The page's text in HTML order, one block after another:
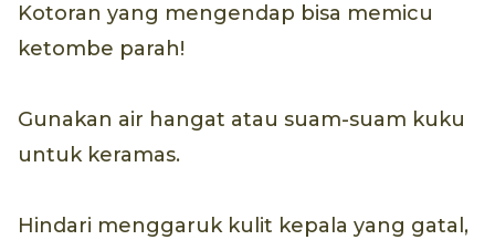
Kotoran yang mengendap bisa memicu
ketombe parah!
Gunakan air hangat atau suam-suam kuku
untuk keramas.
Hindari menggaruk kulit kepala yang gatal,